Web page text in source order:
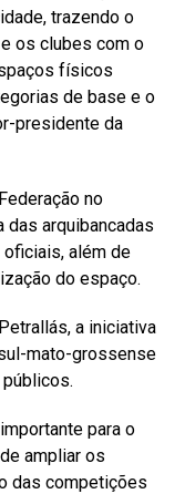
trazendo o
os clubes com o
físicos
de base e o
presidente da
no
das arquibancadas
além de
do espaço.
a iniciativa
mato-grossense
para o
ampliar os
das competições